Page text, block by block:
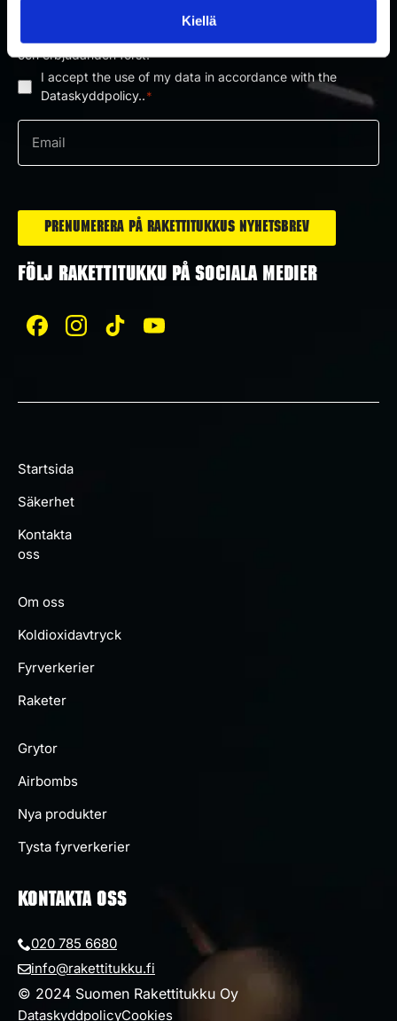
Kiellä
Prenumerera på nyhetsbrevet och få information om nyheter
och erbjudanden först!
Dataskyddpolicy*
I accept the use of my data in accordance with the
Dataskyddpolicy..*
post
Prenumerera på Rakettitukkus nyhetsbrev
FÖLJ RAKETTITUKKU PÅ SOCIALA MEDIER
© 2024 Suomen Rakettitukku Oy
DataskyddpolicyCookies
Startsida
Säkerhet
Kontakta
oss
Om oss
Koldioxidavtryck
Fyrverkerier
Raketer
Grytor
Airbombs
Nya produkter
Tysta fyrverkerier
KONTAKTA OSS
020 785 6680
info@rakettitukku.fi